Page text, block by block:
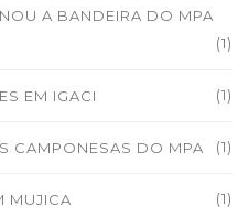
A BANDEIRA DO MPA
(1)
EM IGACI (1)
CAMPONESAS DO MPA (1)
MUJICA (1)